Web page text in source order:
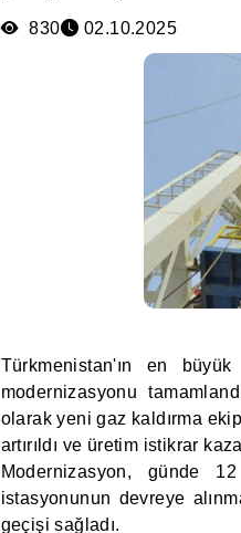
830 02.10.2025
Türkmenistan'ın en
modernizasyonu
olarak yeni gaz kaldırma
artırıldı ve üretim istikrar
Modernizasyon, günde
istasyonunun devreye
geçişi sağladı.